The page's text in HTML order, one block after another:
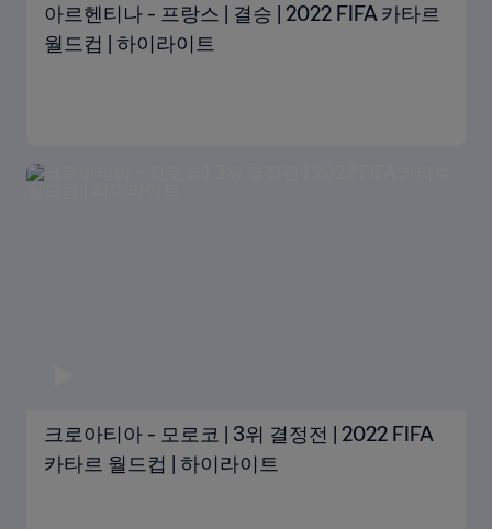
아르헨티나 - 프랑스 | 결승 | 2022 FIFA 카타르
월드컵 | 하이라이트
크로아티아 - 모로코 | 3위 결정전 | 2022 FIFA
카타르 월드컵 | 하이라이트